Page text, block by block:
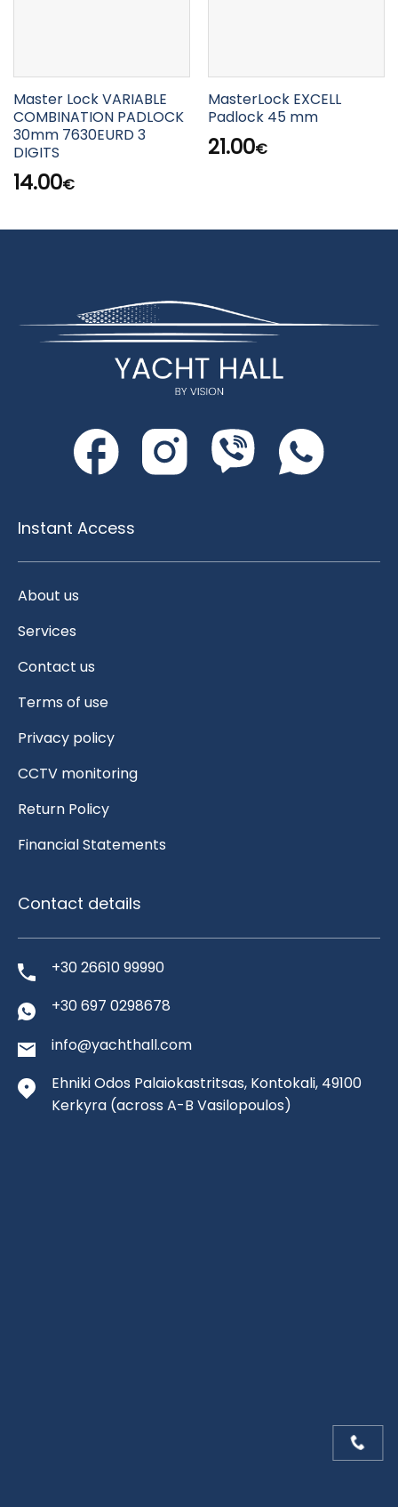
Master Lock VARIABLE
COMBINATION PADLOCK
30mm 7630EURD 3
DIGITS
14.00€
MasterLock EXCELL
Padlock 45 mm
21.00€
Instant Access
About us
Services
Contact us
Terms of use
Privacy policy
CCTV monitoring
Return Policy
Financial Statements
Contact details
+30 26610 99990
+30 697 0298678
info@yachthall.com
Ehniki Odos Palaiokastritsas, Kontokali, 49100
Kerkyra (across A-B Vasilopoulos)